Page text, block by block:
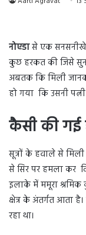
नोएडासे एक
कुछ हरकत की जिसे
अबतक कि मिली
हो गया कि उसनी
कैसी की गई
सूत्रों के हवाले से
से सिर पर हमला कर
इलाके में ममूरा
क्षेत्र के अंतर्गत आता
रहा था।